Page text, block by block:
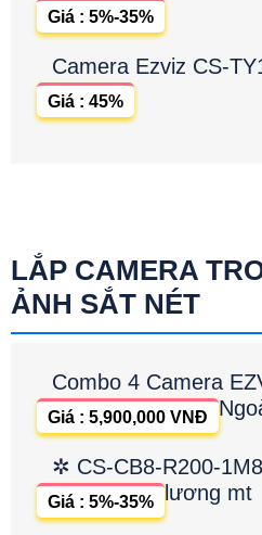
Giá : 5%-35%
Camera Ezviz CS-
Giá : 45%
LẮP CAMERA
ẢNH SẮT NÉT
Combo 4 Camera
Giá : 5,900,000 VNĐ
✲ CS-CB8-R200-
lương mt
Giá : 5%-35%